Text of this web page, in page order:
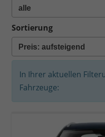
Sortierung
In Ihrer aktuellen
Fahrzeuge: